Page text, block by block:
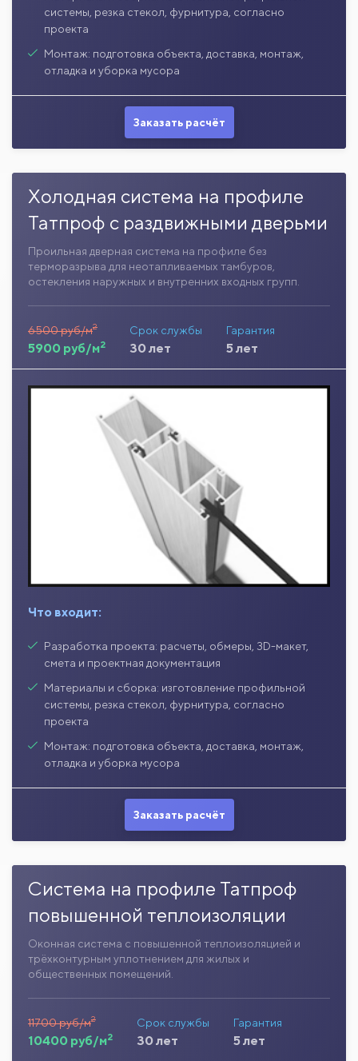
системы, резка стекол, фурнитура, согласно
проекта
Монтаж: подготовка объекта, доставка, монтаж,
отладка и уборка мусора
Заказать расчёт
Холодная система на профиле
Татпроф с раздвижными дверьми
Проильная дверная система на профиле без
терморазрыва для неотапливаемых тамбуров,
остекления наружных и внутренних входных групп.
6500 руб/м2
5900 руб/м2
Срок службы
30 лет
Гарантия
5 лет
Что входит:
Разработка проекта: расчеты, обмеры, 3D-макет,
смета и проектная документация
Материалы и сборка: изготовление профильной
системы, резка стекол, фурнитура, согласно
проекта
Монтаж: подготовка объекта, доставка, монтаж,
отладка и уборка мусора
Заказать расчёт
Система на профиле Татпроф
повышенной теплоизоляции
Оконная система с повышенной теплоизоляцией и
трёхконтурным уплотнением для жилых и
общественных помещений.
11700 руб/м2
10400 руб/м2
Срок службы
30 лет
Гарантия
5 лет